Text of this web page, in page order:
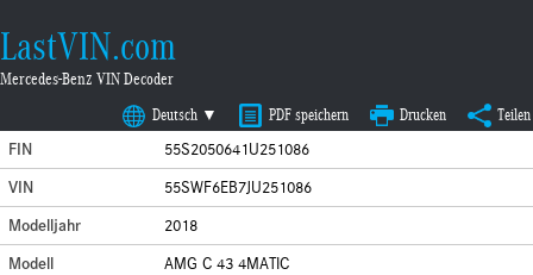
LastVIN.com
Mercedes-Benz VIN Decoder
Deutsch ▼ PDF speichern Drucken Teilen
FIN
55S2050641U251086
VIN
55SWF6EB7JU251086
Modelljahr
2018
Modell
AMG C 43 4MATIC